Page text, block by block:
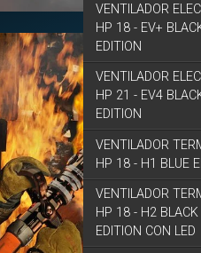
VENTILADOR
HP 18 - EV+
EDITION
VENTILADOR
HP 21 - EV4
EDITION
VENTILADOR
HP 18 - H1 BLUE
VENTILADOR
HP 18 - H2 BLACK
EDITION CON LED